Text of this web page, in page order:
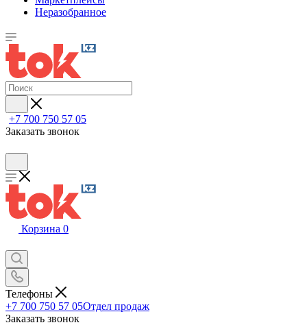
Неразобранное
+7 700 750 57 05
Заказать звонок
Корзина 0
Телефоны
+7 700 750 57 05Отдел продаж
Заказать звонок